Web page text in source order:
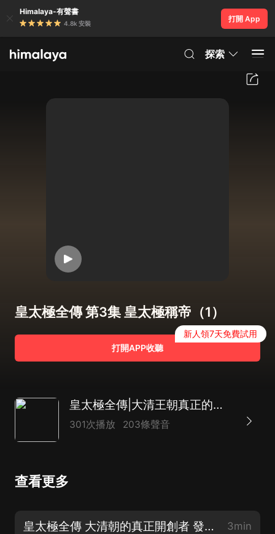
Himalaya-有聲書
4.8k 安裝
打開 App
探索
皇太極全傳 第3集 皇太極稱帝（1）
打開APP收聽
新人領7天免費試用
皇太極全傳|大清王朝真正的開創者|清朝歷史|順治 孝莊 多爾袞|高飛播講
301次播放 203條聲音
查看更多
皇太極全傳 大清朝的真正開創者 發刊詞 承上啟下，繼往開來 3min